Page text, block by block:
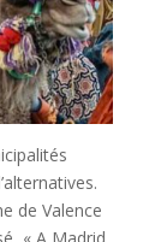
de Valence